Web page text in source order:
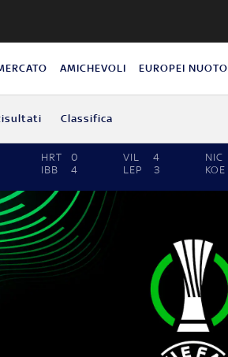
AMICHEVOLI EUROPEI NUOTO
Classifica
HRT
0
IBB
4
VIL
4
LEP
3
NIC
KOE